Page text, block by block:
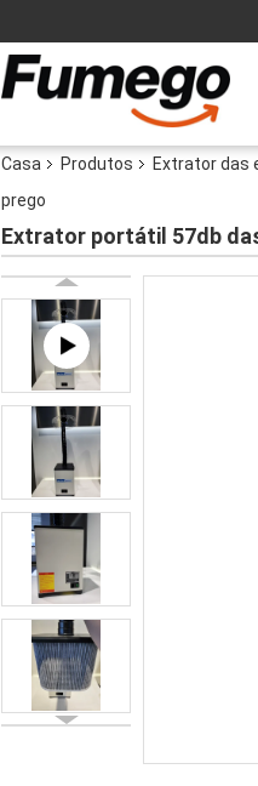
Casa Produtos Extrator das
prego
Extrator portátil 57db